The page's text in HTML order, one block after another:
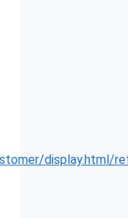
display.html/